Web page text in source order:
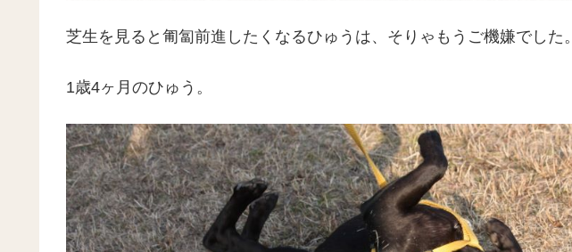
芝生を見ると匍匐前進したくなるひゅうは、そりゃもうご機嫌でした。
1歳4ヶ月のひゅう。